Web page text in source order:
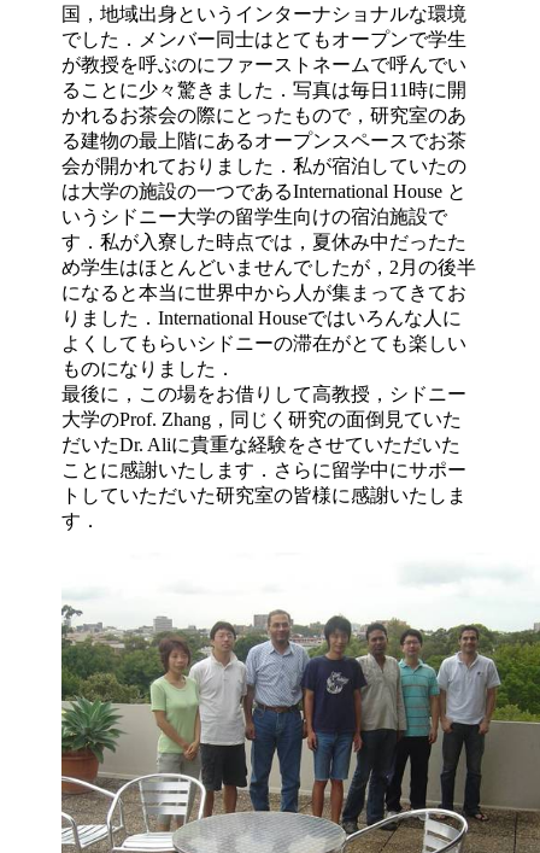
国，地域出身というインターナショナルな環境
でした．メンバー同士はとてもオープンで学生
が教授を呼ぶのにファーストネームで呼んでい
ることに少々驚きました．写真は毎日11時に開
かれるお茶会の際にとったもので，研究室のあ
る建物の最上階にあるオープンスペースでお茶
会が開かれておりました．私が宿泊していたの
は大学の施設の一つであるInternational House と
いうシドニー大学の留学生向けの宿泊施設で
す．私が入寮した時点では，夏休み中だったた
め学生はほとんどいませんでしたが，2月の後半
になると本当に世界中から人が集まってきてお
りました．International Houseではいろんな人に
よくしてもらいシドニーの滞在がとても楽しい
ものになりました．
最後に，この場をお借りして高教授，シドニー
大学のProf. Zhang，同じく研究の面倒見ていた
だいたDr. Aliに貴重な経験をさせていただいた
ことに感謝いたします．さらに留学中にサポー
トしていただいた研究室の皆様に感謝いたしま
す．